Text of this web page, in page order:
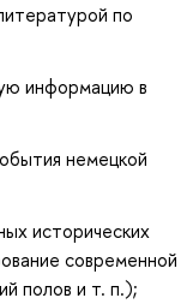
по
информацию в
немецкой
исторических
современной
полов и т. п.);